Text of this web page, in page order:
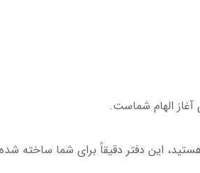
الهام شماست.
این دفتر دقیقاً برای شما ساخته